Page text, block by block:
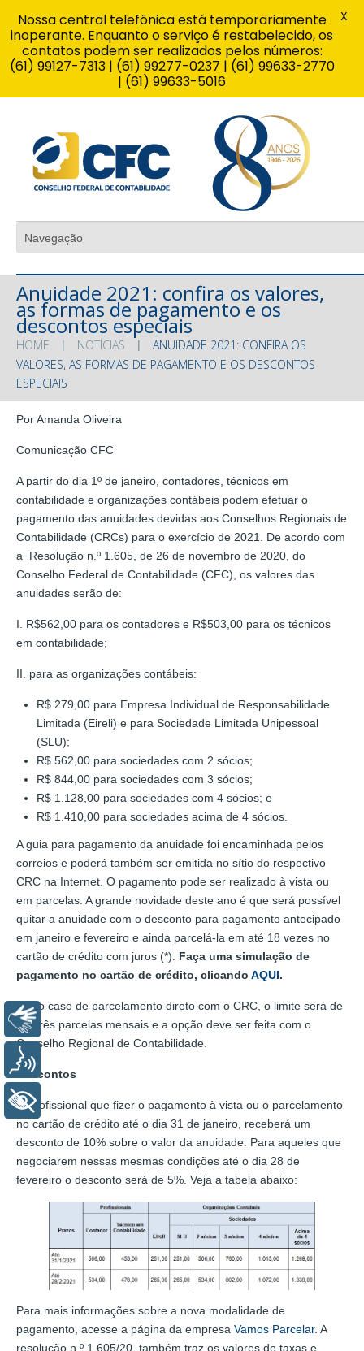
Anuidade 2021: confira os valores,
as formas de pagamento e os
descontos especiais
HOME NOTÍCIAS
ANUIDADE 2021: CONFIRA OS
VALORES, AS FORMAS DE PAGAMENTO E OS DESCONTOS
ESPECIAIS
Por Amanda Oliveira
Comunicação CFC
A partir do dia 1º de janeiro, contadores, técnicos em
contabilidade e organizações contábeis podem efetuar o
pagamento das anuidades devidas aos Conselhos Regionais de
Contabilidade (CRCs) para o exercício de 2021. De acordo com
a Resolução n.º 1.605, de 26 de novembro de 2020, do
Conselho Federal de Contabilidade (CFC), os valores das
anuidades serão de:
I. R$562,00 para os contadores e R$503,00 para os técnicos
em contabilidade;
II. para as organizações contábeis:
R$ 279,00 para Empresa Individual de Responsabilidade
Limitada (Eireli) e para Sociedade Limitada Unipessoal
(SLU);
R$ 562,00 para sociedades com 2 sócios;
R$ 844,00 para sociedades com 3 sócios;
R$ 1.128,00 para sociedades com 4 sócios; e
R$ 1.410,00 para sociedades acima de 4 sócios.
A guia para pagamento da anuidade foi encaminhada pelos
correios e poderá também ser emitida no sítio do respectivo
CRC na Internet. O pagamento pode ser realizado à vista ou
em parcelas. A grande novidade deste ano é que será possível
quitar a anuidade com o desconto para pagamento antecipado
em janeiro e fevereiro e ainda parcelá-la em até 18 vezes no
cartão de crédito com juros (*). Faça uma simulação de
pagamento no cartão de crédito, clicando AQUI.
Já no caso de parcelamento direto com o CRC, o limite será de
até três parcelas mensais e a opção deve ser feita com o
Conselho Regional de Contabilidade.
Descontos
O profissional que fizer o pagamento à vista ou o parcelamento
no cartão de crédito até o dia 31 de janeiro, receberá um
desconto de 10% sobre o valor da anuidade. Para aqueles que
negociarem nessas mesmas condições até o dia 28 de
fevereiro o desconto será de 5%. Veja a tabela abaixo:
Para mais informações sobre a nova modalidade de
pagamento, acesse a página da empresa Vamos Parcelar. A
resolução n.º 1.605/20, também traz os valores de taxas e
Nossa central telefônica está temporariamente
inoperante. Enquanto o serviço é restabelecido, os
contatos podem ser realizados pelos números:
(61) 99127-7313 | (61) 99277-0237 | (61) 99633-2770
| (61) 99633-5016
X
+ Acessibilidade